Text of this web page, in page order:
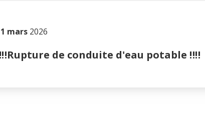
mars 2026
de conduite d'eau potable ‼️‼️